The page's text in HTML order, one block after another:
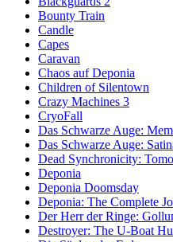
Bounty Train
Candle
Capes
Caravan
Chaos auf Deponia
Children of Silentown
Crazy Machines 3
CryoFall
Das Schwarze Auge:
Das Schwarze Auge:
Dead Synchronicity:
Deponia
Deponia Doomsday
Deponia: The Complete
Der Herr der Ringe:
Destroyer: The U-Boat